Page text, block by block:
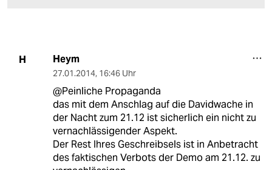
H Heym
27.01.2014, 16:46 Uhr
@Peinliche Propaganda
das mit dem Anschlag auf die Davidwache in
der Nacht zum 21.12 ist sicherlich ein nicht zu
vernachlässigender Aspekt.
Der Rest Ihres Geschreibsels ist in Anbetracht
des faktischen Verbots der Demo am 21.12. zu